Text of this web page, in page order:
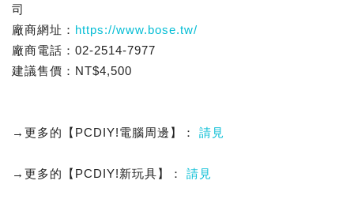
司
廠商網址： https://www.bose.tw/
廠商電話：02-2514-7977
建議售價：NT$4,500
→更多的【PCDIY!電腦周邊】： 請見
→更多的【PCDIY!新玩具】： 請見